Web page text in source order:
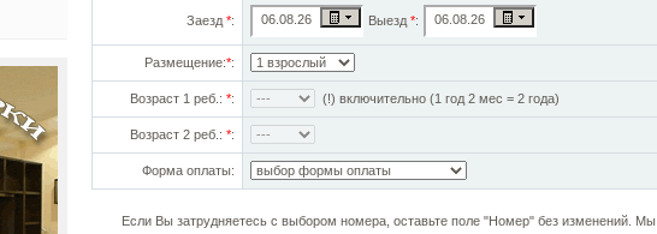
Заезд *: Выезд *:
Размещение:*:
Возраст 1 реб.: *: (!) включительно (1 год 2 мес = 2 года)
Возраст 2 реб.: *:
Форма оплаты:
Если Вы затрудняетесь с выбором номера, оставьте поле "Номер" без изменений. Мы